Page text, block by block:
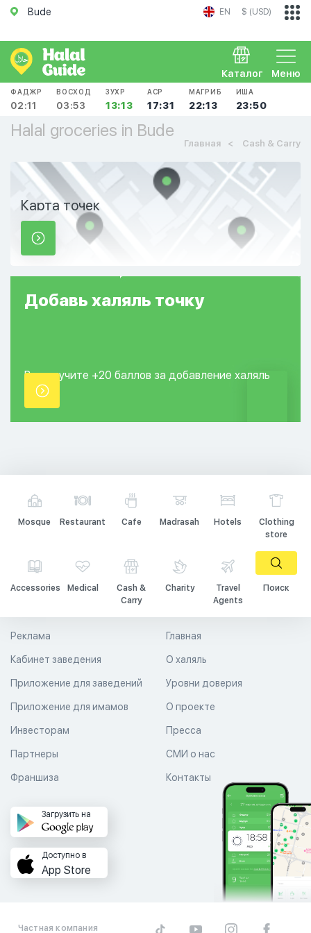
Bude EN $ (USD)
Меню
Каталог
ФАДЖР
02:11
ВОСХОД
03:53
ЗУХР
13:13
АСР
17:31
МАГРИБ
22:13
ИША
23:50
Halal groceries in Bude
Главная Cash & Carry
Карта точек
Добавь халяль точку
Вы получите +20 баллов за добавление халяль
точки.
Mosque Restaurant Cafe Madrasah Hotels
Clothing
store
Accessories Medical
Cash &
Carry
Charity
Travel
Agents
Поиск
Главная
О халяль
Уровни доверия
Реклама
Кабинет заведения
Приложение для заведений
Приложение для имамов О проекте
Пресса
СМИ о нас
Контакты
Инвесторам
Партнеры
Франшиза
Загрузить на
Доступно в
App Store
Частная компания